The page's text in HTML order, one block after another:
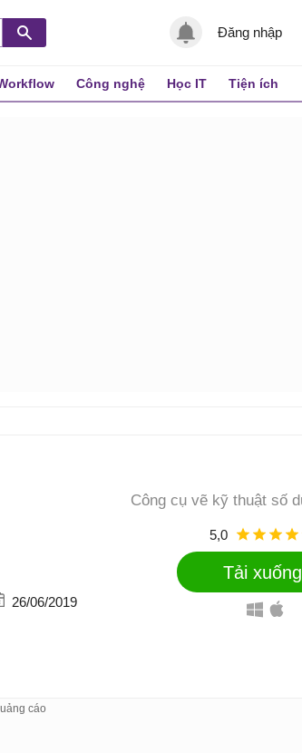
Đăng nhập
Công nghệ Học IT Tiện ích
Công cụ vẽ kỹ thuật số
26/06/2019
5,0
Tải xuống